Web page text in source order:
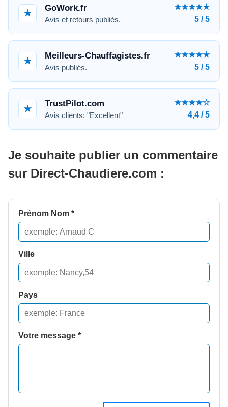
★
GoWork.fr
Avis et retours publiés.
★★★★★
5 / 5
★
Meilleurs-Chauffagistes.fr
Avis publiés.
★★★★★
5 / 5
★
TrustPilot.com
Avis clients: "Excellent"
★★★★☆
4,4 / 5
Je souhaite publier un commentaire
sur Direct-Chaudiere.com :
Prénom Nom *
Ville
Pays
Votre message *